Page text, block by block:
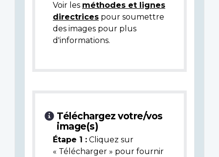
Voir les méthodes et lignes
directrices pour soumettre
des images pour plus
d'informations.
Téléchargez votre/vos
image(s)
Étape 1 : Cliquez sur
« Télécharger » pour fournir